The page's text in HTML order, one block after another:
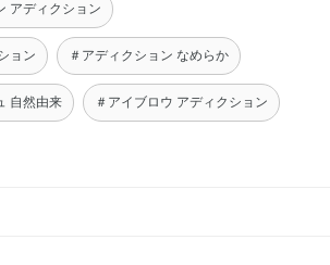
アディクション
ョン ＃アディクション なめらか
自然由来 ＃アイブロウ アディクション